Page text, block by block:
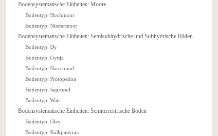
Bodensystematische Einheiten: Moore
Bodentyp: Hochmoor
Bodentyp: Niedermoor
Bodensystematische Einheiten: Semisubhydrische und Subhydrische Böden
Bodentyp: Dy
Bodentyp: Gyttja
Bodentyp: Nassstrand
Bodentyp: Protopedon
Bodentyp: Sapropel
Bodentyp: Watt
Bodensystematische Einheiten: Semiterrestrische Böden
Bodentyp: Gley
Bodentyp: Kalkpaternia